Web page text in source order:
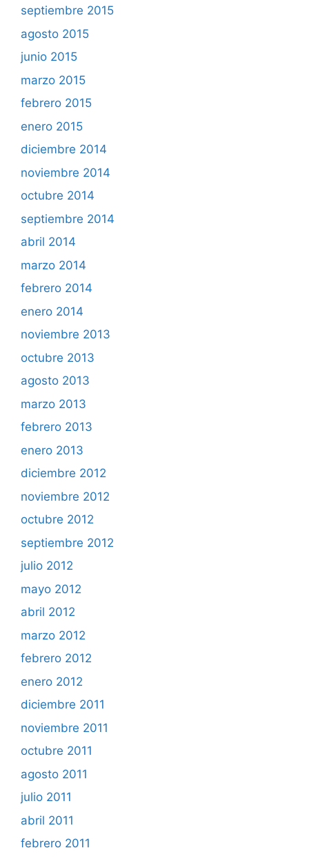
septiembre 2015
agosto 2015
junio 2015
marzo 2015
febrero 2015
enero 2015
diciembre 2014
noviembre 2014
octubre 2014
septiembre 2014
abril 2014
marzo 2014
febrero 2014
enero 2014
noviembre 2013
octubre 2013
agosto 2013
marzo 2013
febrero 2013
enero 2013
diciembre 2012
noviembre 2012
octubre 2012
septiembre 2012
julio 2012
mayo 2012
abril 2012
marzo 2012
febrero 2012
enero 2012
diciembre 2011
noviembre 2011
octubre 2011
agosto 2011
julio 2011
abril 2011
febrero 2011